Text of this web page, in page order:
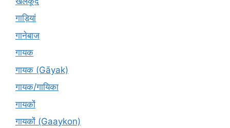
गाड़ियां
गानेबाज
गायक
गायक (Gāyak)
गायक/गायिका
गायकों
गायकों (Gaaykon)